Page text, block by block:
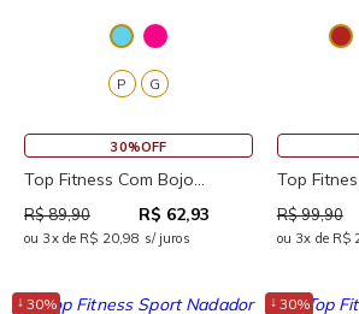
P G
30%OFF
Top Fitness Com Bojo...
R$ 89,90 R$ 62,93
ou 3x de R$ 20,98 s/ juros
Top
R$ 99,90
ou 3x de R$
↓ 30% ↓ 30%